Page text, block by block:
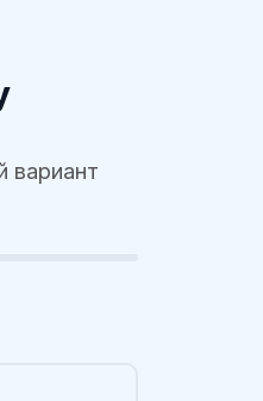
вариант